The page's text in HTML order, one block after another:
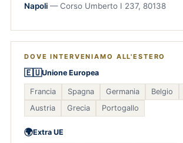
Napoli — Corso Umberto I 237, 80138
DOVE INTERVENIAMO ALL'ESTERO
🇪🇺Unione Europea
Francia Spagna Germania Belgio
Austria
Grecia Portogallo
🌍Extra UE